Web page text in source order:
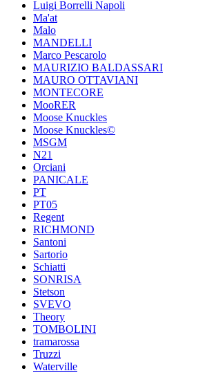
Luigi Borrelli Napoli
Ma'at
Malo
MANDELLI
Marco Pescarolo
MAURIZIO BALDASSARI
MAURO OTTAVIANI
MONTECORE
MooRER
Moose Knuckles
Moose Knuckles©️
MSGM
N21
Orciani
PANICALE
PT
PT05
Regent
RICHMOND
Santoni
Sartorio
Schiatti
SONRISA
Stetson
SVEVO
Theory
TOMBOLINI
tramarossa
Truzzi
Waterville